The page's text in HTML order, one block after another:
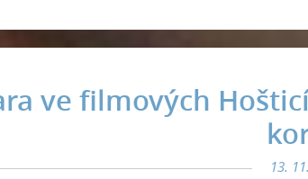
ve filmových
13.